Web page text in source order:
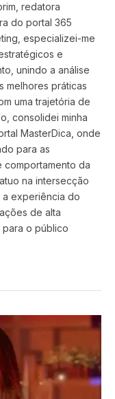
redatora
do portal 365
especializei-me
e
unindo a análise
melhores práticas
uma trajetória de
consolidei minha
MasterDica, onde
para as
comportamento da
na intersecção
a experiência do
de alta
o público